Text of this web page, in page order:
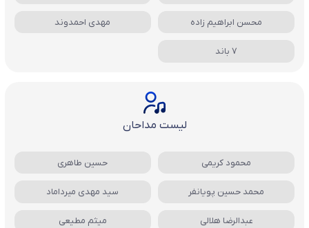
محسن ابراهیم زاده مهدی احمدوند
7 باند
لیست مداحان
محمود کریمی حسین طاهری
محمد حسین پویانفر سید مهدی میرداماد
عبدالرضا هلالی میثم مطیعی